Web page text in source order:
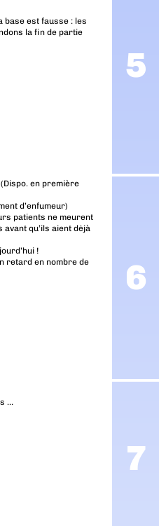
base est fausse : les
la fin de partie
en première
d’enfumeur)
patients ne meurent
avant qu’ils aient dėjà
!
retard en nombre de
…